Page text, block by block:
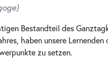
Bestandteil des
haben unsere
zu setzen.